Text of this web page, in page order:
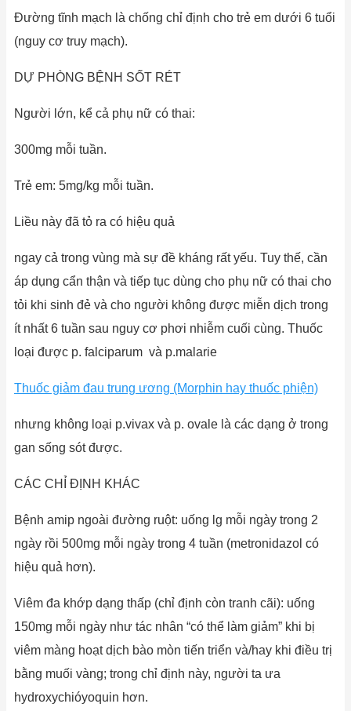
Đường tĩnh mạch là chống chỉ định cho trẻ em dưới 6 tuổi
(nguy cơ truy mạch).
DỰ PHÒNG BỆNH SỐT RÉT
Người lớn, kể cả phụ nữ có thai:
300mg mỗi tuần.
Trẻ em: 5mg/kg mỗi tuần.
Liều này đã tỏ ra có hiệu quả
ngay cả trong vùng mà sự đề kháng rất yếu. Tuy thế, cần
áp dụng cẩn thận và tiếp tục dùng cho phụ nữ có thai cho
tỏi khi sinh đẻ và cho người không được miễn dịch trong
ít nhất 6 tuần sau nguy cơ phơi nhiễm cuối cùng. Thuốc
loại được p. falciparum và p.malarie
Thuốc giảm đau trung ương (Morphin hay thuốc phiện)
nhưng không loại p.vivax và p. ovale là các dạng ở trong
gan sống sót được.
CÁC CHỈ ĐỊNH KHÁC
Bệnh amip ngoài đường ruột: uống lg mỗi ngày trong 2
ngày rồi 500mg mỗi ngày trong 4 tuần (metronidazol có
hiệu quả hơn).
Viêm đa khớp dạng thấp (chỉ định còn tranh cãi): uống
150mg mỗi ngày như tác nhân “có thể làm giảm” khi bị
viêm màng hoạt dịch bào mòn tiến triển và/hay khi điều trị
bằng muối vàng; trong chỉ định này, người ta ưa
hydroxychióyoquin hơn.